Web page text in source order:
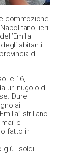
commozione
ieri
abitanti
di
le 16,
un nugolo di
Dure
ai
strillano
e
fatto in
giù i soldi